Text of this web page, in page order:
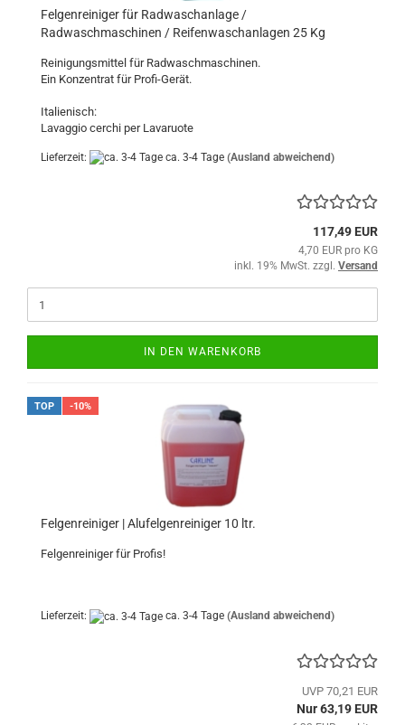
Felgenreiniger für Radwaschanlage /
Radwaschmaschinen / Reifenwaschanlagen 25 Kg
Reinigungsmittel für Radwaschmaschinen.
Ein Konzentrat für Profi-Gerät.
Italienisch:
Lavaggio cerchi per Lavaruote
Lieferzeit: ca. 3-4 Tage (Ausland abweichend)
117,49 EUR
4,70 EUR pro KG
inkl. 19% MwSt. zzgl. Versand
IN DEN WARENKORB
TOP -10%
Felgenreiniger | Alufelgenreiniger 10 ltr.
Felgenreiniger für Profis!
Lieferzeit: ca. 3-4 Tage (Ausland abweichend)
UVP 70,21 EUR
Nur 63,19 EUR